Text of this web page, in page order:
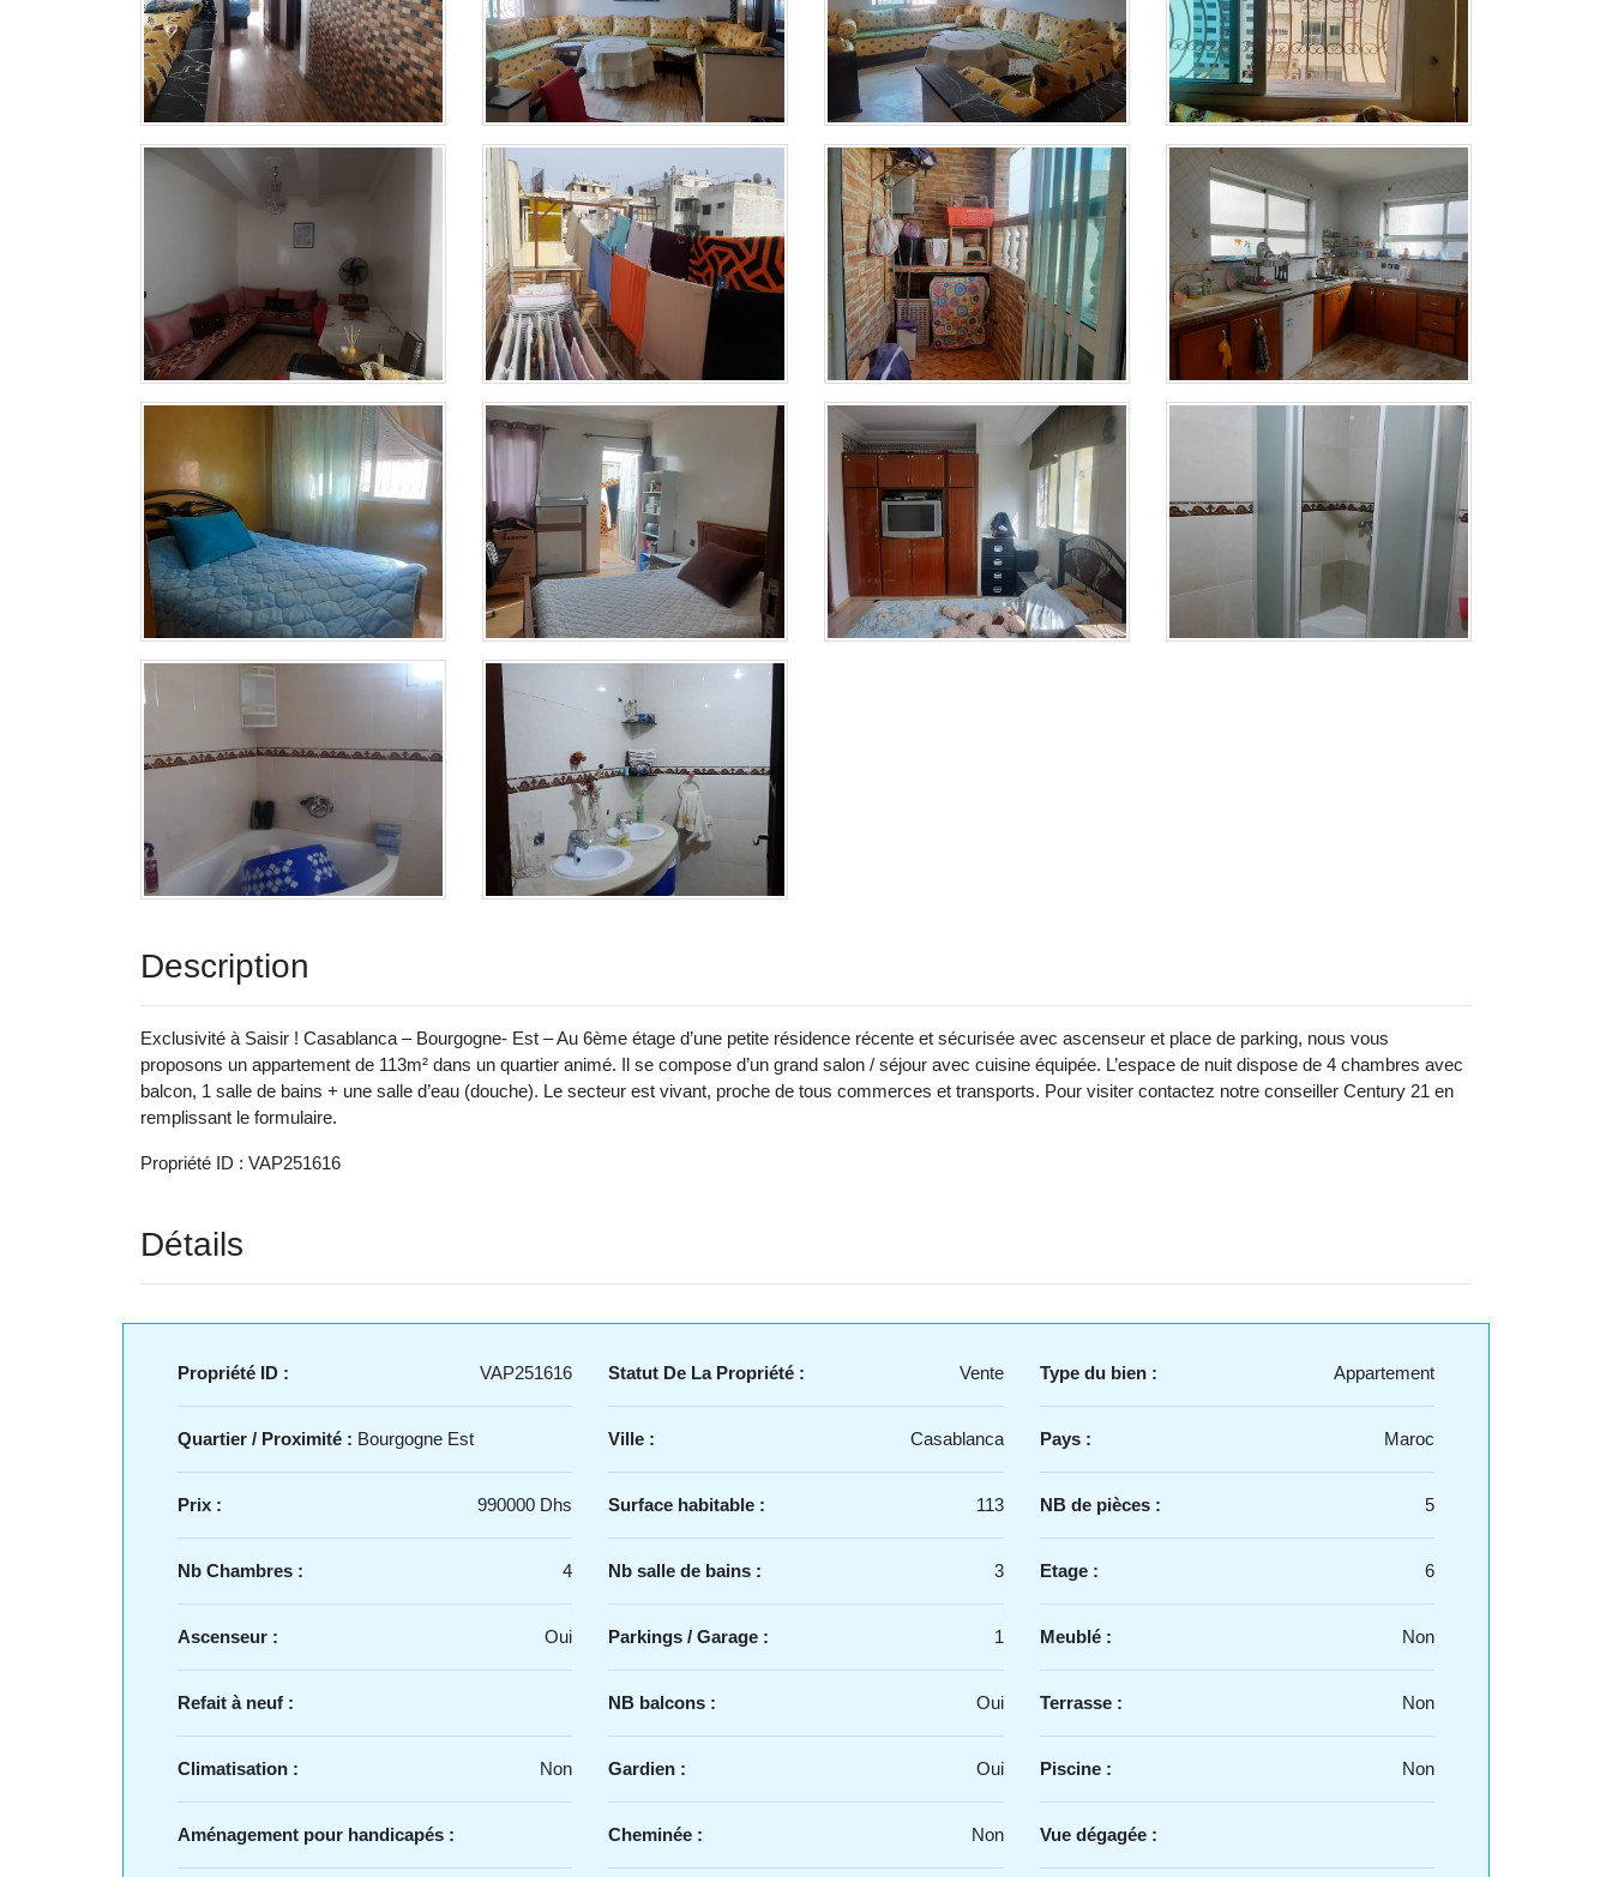
Description
Exclusivité à Saisir ! Casablanca – Bourgogne- Est – Au 6ème étage d’une petite résidence récente et sécurisée avec ascenseur et place de parking, nous vous
proposons un appartement de 113m² dans un quartier animé. Il se compose d’un grand salon / séjour avec cuisine équipée. L’espace de nuit dispose de 4 chambres avec
balcon, 1 salle de bains + une salle d’eau (douche). Le secteur est vivant, proche de tous commerces et transports. Pour visiter contactez notre conseiller Century 21 en
remplissant le formulaire.
Propriété ID : VAP251616
Détails
Propriété ID : VAP251616
Quartier / Proximité : Bourgogne Est
Prix : 990000 Dhs
Nb Chambres : 4
Ascenseur : Oui
Refait à neuf :
Climatisation : Non
Aménagement pour handicapés :
Statut De La Propriété : Vente
Ville : Casablanca
Surface habitable : 113
Nb salle de bains : 3
Parkings / Garage : 1
NB balcons : Oui
Gardien : Oui
Cheminée : Non
Type du bien : Appartement
Pays : Maroc
NB de pièces : 5
Etage : 6
Meublé : Non
Terrasse : Non
Piscine : Non
Vue dégagée :